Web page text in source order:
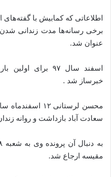
اطلاعاتی که کمابیش با
برخی رسانه‌ها مدت زندانی
عنوان شد.
اسفند سال ۹۷
خبرساز شد .
سعادت آباد بازداشت و روانه
مقیسه ارجاع شد.